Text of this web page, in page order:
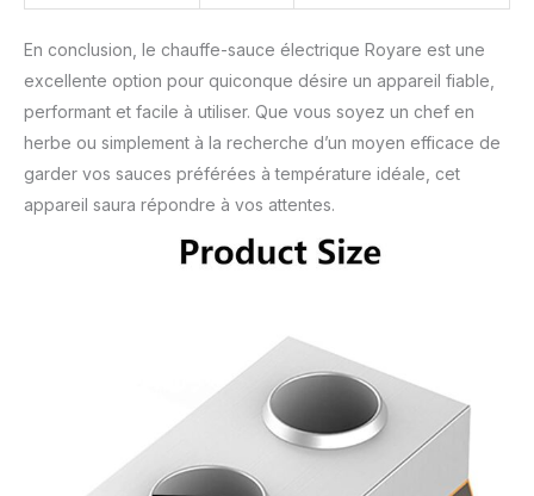
En conclusion, le chauffe-sauce électrique Royare est une
excellente option pour quiconque désire un appareil fiable,
performant et facile à utiliser. Que vous soyez un chef en
herbe ou simplement à la recherche d’un moyen efficace de
garder vos sauces préférées à température idéale, cet
appareil saura répondre à vos attentes.